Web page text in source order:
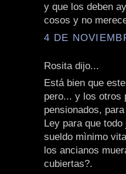
y que los deben
cosos y no
4 DE
Rosita dijo...
Está bien que
pero... y los otros
pensionados,
Ley para que
sueldo mìnimo
los ancianos
cubiertas?.